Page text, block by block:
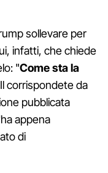
sollevare per
infatti, che chiede
"Come sta la
corrispondete da
pubblicata
appena
di